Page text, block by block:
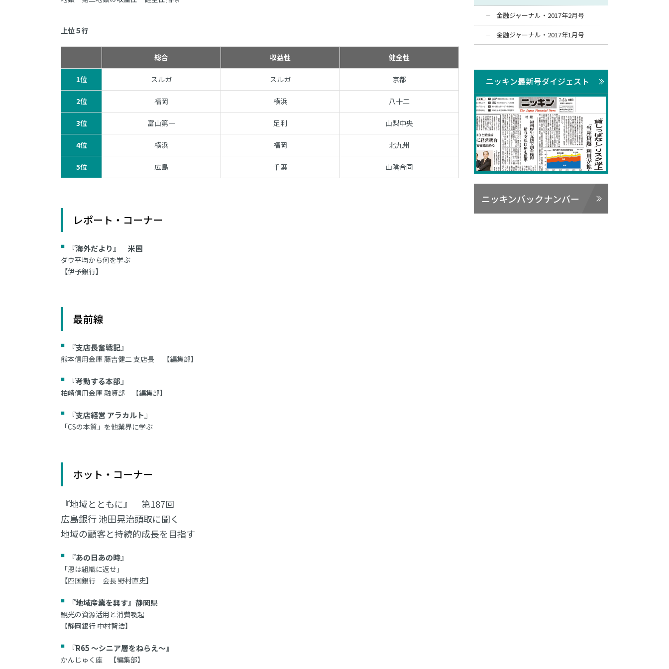
上位５行
総合 収益性 健全性
1位 スルガ スルガ 京都
2位 福岡 横浜 八十二
3位 富山第一 足利 山梨中央
4位 横浜 福岡 北九州
5位 広島 千葉 山陰合同
レポート・コーナー
『海外だより』 米国
ダウ平均から何を学ぶ
【伊予銀行】
最前線
『支店長奮戦記』
熊本信用金庫 藤吉健二 支店長 【編集部】
『考動する本部』
柏崎信用金庫 融資部 【編集部】
『支店経営 アラカルト』
「CSの本質」を他業界に学ぶ
ホット・コーナー
『地域とともに』 第187回
広島銀行 池田晃治頭取に聞く
地域の顧客と持続的成長を目指す
『あの日あの時』
「恩は組織に返せ」
【四国銀行 会長 野村直史】
『地域産業を興す』静岡県
観光の資源活用と消費喚起
【静岡銀行 中村智浩】
『R65 ～シニア層をねらえ～』
かんじゅく座 【編集部】
金融ジャーナル・2017年2月号
金融ジャーナル・2017年1月号
ニッキン最新号ダイジェスト
ニッキンバックナンバー